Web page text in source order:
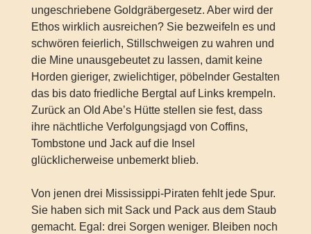
ungeschriebene Goldgräbergesetz. Aber wird der
Ethos wirklich ausreichen? Sie bezweifeln es und
schwören feierlich, Stillschweigen zu wahren und
die Mine unausgebeutet zu lassen, damit keine
Horden gieriger, zwielichtiger, pöbelnder Gestalten
das bis dato friedliche Bergtal auf Links krempeln.
Zurück an Old Abe’s Hütte stellen sie fest, dass
ihre nächtliche Verfolgungsjagd von Coffins,
Tombstone und Jack auf die Insel
glücklicherweise unbemerkt blieb.
Von jenen drei Mississippi-Piraten fehlt jede Spur.
Sie haben sich mit Sack und Pack aus dem Staub
gemacht. Egal: drei Sorgen weniger. Bleiben noch